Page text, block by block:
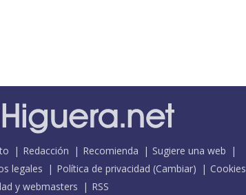
Redacción Recomienda
Sugiere una web
legales
Política de privacidad (Cambiar)
Cookies
y webmasters
RSS